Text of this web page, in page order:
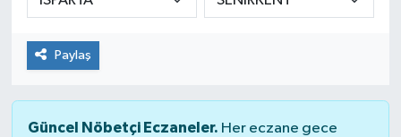
Paylaş
Güncel Nöbetçi Eczaneler. Her eczane gece